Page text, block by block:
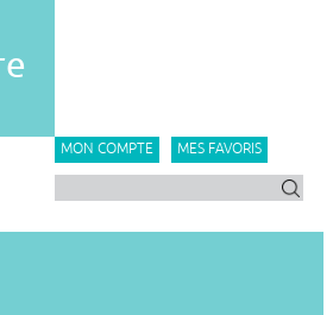
MON COMPTE MES FAVORIS